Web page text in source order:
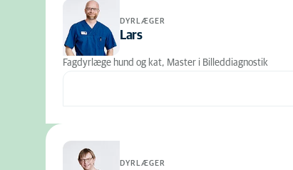
DYRLÆGER
Lars
Fagdyrlæge hund og kat, Master i Billeddiagnostik
DYRLÆGER